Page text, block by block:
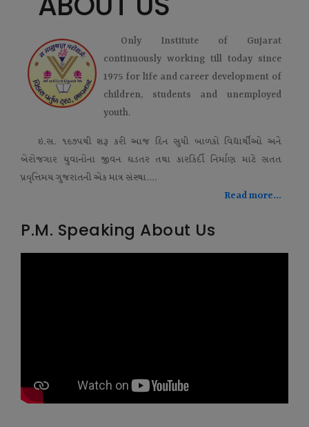
Only Institute of Gujarat
continuously working till today since
1975 for life and career development of
children, students and unemployed
youth.
ઇ.સ. ૧૯૭૫થી શરૂ કરી આજ દિન સુધી બાળકો વિદ્યાર્થીઓ અને
બેરોજગાર યુવાનોના જીવન ઘડતર તથા કારકિર્દી નિર્માણ માટે સતત
પ્રવૃત્તિમય ગુજરાતની એક માત્ર સંસ્થા....
Read more...
P.M. Speaking About Us